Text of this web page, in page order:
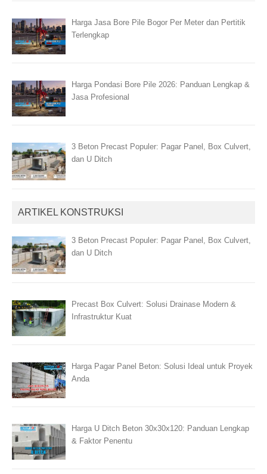
Harga Jasa Bore Pile Bogor Per Meter dan Pertitik
Terlengkap
Harga Pondasi Bore Pile 2026: Panduan Lengkap &
Jasa Profesional
3 Beton Precast Populer: Pagar Panel, Box Culvert,
dan U Ditch
ARTIKEL KONSTRUKSI
3 Beton Precast Populer: Pagar Panel, Box Culvert,
dan U Ditch
Precast Box Culvert: Solusi Drainase Modern &
Infrastruktur Kuat
Harga Pagar Panel Beton: Solusi Ideal untuk Proyek
Anda
Harga U Ditch Beton 30x30x120: Panduan Lengkap
& Faktor Penentu